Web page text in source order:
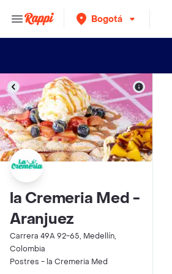
Bogotá
la Cremeria Med -
Aranjuez
Carrera 49A 92-65, Medellín,
Colombia
Postres - la Cremeria Med